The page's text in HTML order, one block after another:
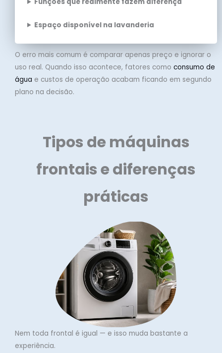
Espaço disponível na lavanderia
O erro mais comum é comparar apenas preço e ignorar o
uso real. Quando isso acontece, fatores como consumo de
água e custos de operação acabam ficando em segundo
plano na decisão.
Tipos de máquinas
frontais e diferenças
práticas
Nem toda frontal é igual — e isso muda bastante a
experiência.